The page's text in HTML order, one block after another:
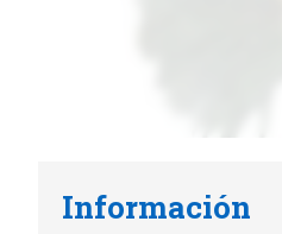
Información